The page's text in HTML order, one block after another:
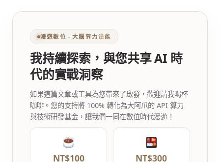
漫遊數位 ‧ 大腦算力注能
我持續探索，與您共享 AI 時
代的實戰洞察
如果這篇文章或工具為您帶來了啟發，歡迎請我喝杯
咖啡。您的支持將 100% 轉化為大阿爪的 API 算力
與技術研發基金，讓我們一同在數位時代漫遊！
NT$100 NT$300